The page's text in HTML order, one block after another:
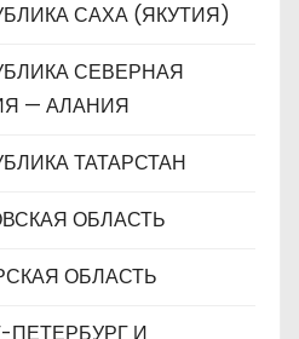
САХА (ЯКУТИЯ)
СЕВЕРНАЯ
— АЛАНИЯ
ТАТАРСТАН
ОБЛАСТЬ
ОБЛАСТЬ